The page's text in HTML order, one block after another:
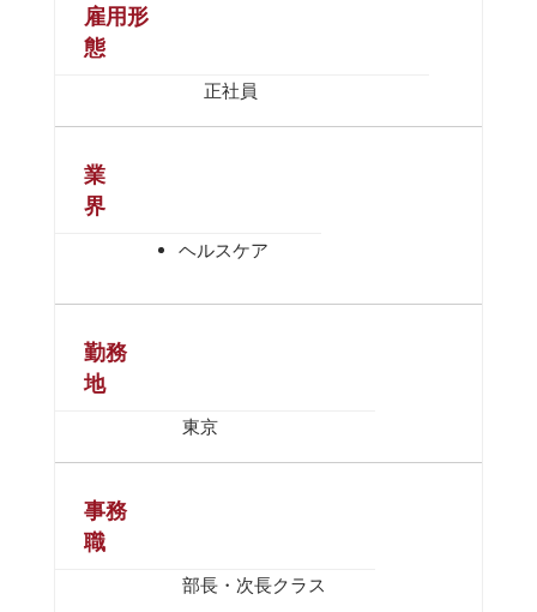
雇用形
態
正社員
業
界
ヘルスケア
勤務
地
東京
事務
職
部長・次長クラス